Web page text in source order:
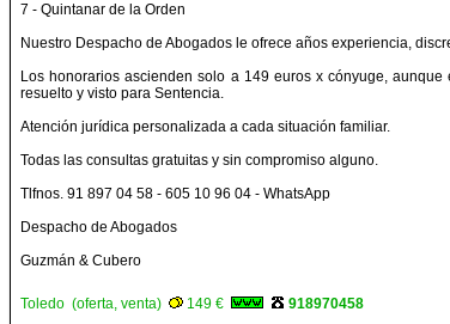
7 - Quintanar de la Orden
Nuestro Despacho de Abogados le ofrece años experiencia,
Los honorarios ascienden solo a 149 euros x cónyuge,
resuelto y visto para Sentencia.
Atención jurídica personalizada a cada situación familiar.
Todas las consultas gratuitas y sin compromiso alguno.
Tlfnos. 91 897 04 58 - 605 10 96 04 - WhatsApp
Despacho de Abogados
Guzmán & Cubero
Toledo (oferta, venta) 149 € 918970458